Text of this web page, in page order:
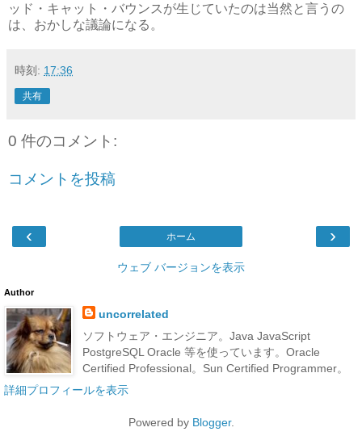
ッド・キャット・バウンスが生じていたのは当然と言うの
は、おかしな議論になる。
時刻: 17:36
共有
0 件のコメント:
コメントを投稿
‹ ›
ホーム
ウェブ バージョンを表示
Author
uncorrelated
ソフトウェア・エンジニア。Java JavaScript
PostgreSQL Oracle 等を使っています。Oracle
Certified Professional。Sun Certified Programmer。
詳細プロフィールを表示
Powered by Blogger.